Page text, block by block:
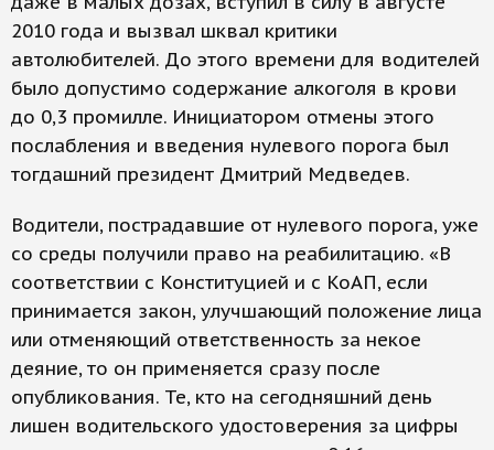
2010 года и вызвал шквал критики
автолюбителей. До этого времени для водителей
было допустимо содержание алкоголя в крови
до 0,3 промилле. Инициатором отмены этого
послабления и введения нулевого порога был
тогдашний президент Дмитрий Медведев.
Водители, пострадавшие от нулевого порога, уже
со среды получили право на реабилитацию. «В
соответствии с Конституцией и с КоАП, если
принимается закон, улучшающий положение лица
или отменяющий ответственность за некое
деяние, то он применяется сразу после
опубликования. Те, кто на сегодняшний день
лишен водительского удостоверения за цифры